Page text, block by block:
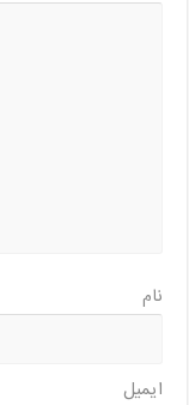
نام
ایمیل